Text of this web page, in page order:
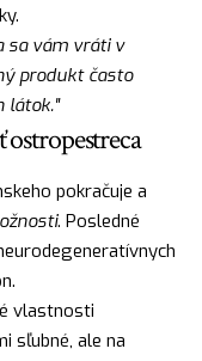
sa vám vráti v
produkt často
látok."
pokračuje a
. Posledné
vlastnosti
sľubné, ale na